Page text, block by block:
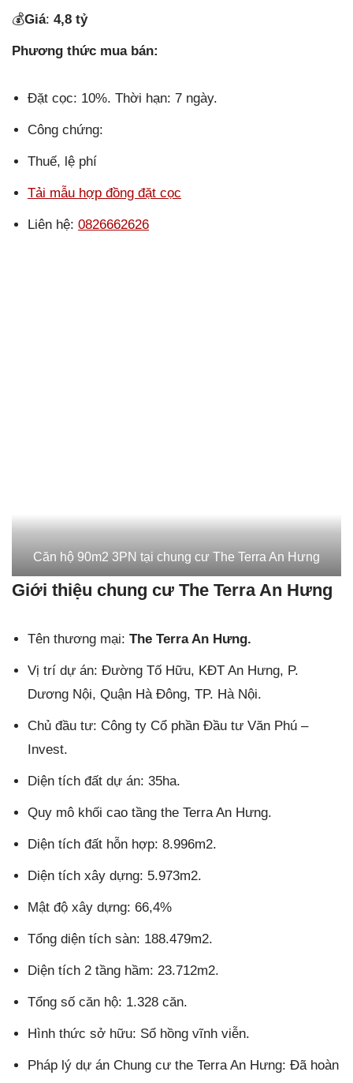
💰Giá: 4,8 tỷ
Phương thức mua bán:
Đặt cọc: 10%. Thời hạn: 7 ngày.
Công chứng:
Thuế, lệ phí
Tải mẫu hợp đồng đặt cọc
Liên hệ: 0826662626
Căn hộ 90m2 3PN tại chung cư The Terra An Hưng
Giới thiệu chung cư The Terra An Hưng
Tên thương mại: The Terra An Hưng.
Vị trí dự án: Đường Tố Hữu, KĐT An Hưng, P.
Dương Nội, Quận Hà Đông, TP. Hà Nội.
Chủ đầu tư: Công ty Cổ phần Đầu tư Văn Phú –
Invest.
Diện tích đất dự án: 35ha.
Quy mô khối cao tầng the Terra An Hưng.
Diện tích đất hỗn hợp: 8.996m2.
Diện tích xây dựng: 5.973m2.
Mật độ xây dựng: 66,4%
Tổng diện tích sàn: 188.479m2.
Diện tích 2 tầng hầm: 23.712m2.
Tổng số căn hộ: 1.328 căn.
Hình thức sở hữu: Sổ hồng vĩnh viễn.
Pháp lý dự án Chung cư the Terra An Hưng: Đã hoàn